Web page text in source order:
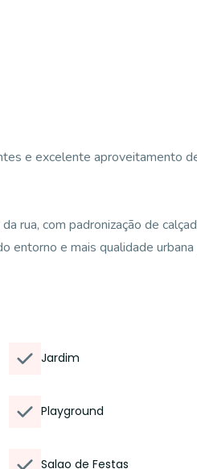
e excelente aproveitamento
rua, com padronização de
entorno e mais qualidade
Jardim
Playground
Salao de Festas